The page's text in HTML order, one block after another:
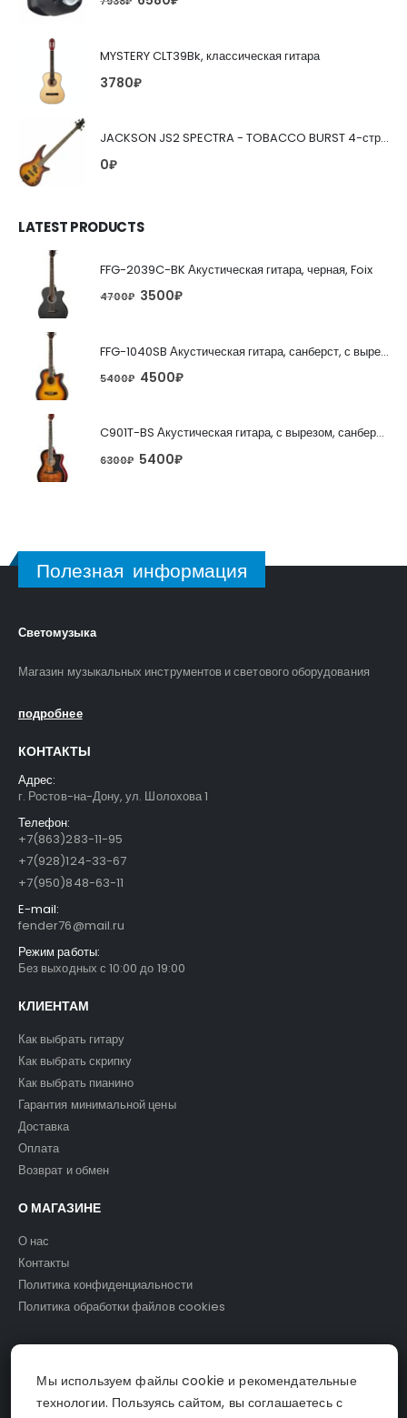
MYSTERY CLT39Bk, классическая гитара
3780₽
JACKSON JS2 SPECTRA - TOBACCO BURST 4-струнная бас-гитара
0₽
LATEST PRODUCTS
FFG-2039C-BK Акустическая гитара, черная, Foix
4700₽ 3500₽
FFG-1040SB Акустическая гитара, санберст, с вырезом, Foix
5400₽ 4500₽
C901T-BS Акустическая гитара, с вырезом, санберст, Caraya
6300₽ 5400₽
Полезная информация
Светомузыка
Магазин музыкальных инструментов и светового оборудования
подробнее
КОНТАКТЫ
Адрес:
г. Ростов-на-Дону, ул. Шолохова 1
Телефон:
+7(863)283-11-95
+7(928)124-33-67
+7(950)848-63-11
E-mail:
fender76@mail.ru
Режим работы:
Без выходных с 10:00 до 19:00
КЛИЕНТАМ
Как выбрать гитару
Как выбрать скрипку
Как выбрать пианино
Гарантия минимальной цены
Доставка
Оплата
Возврат и обмен
О МАГАЗИНЕ
О нас
Контакты
Политика конфиденциальности
Политика обработки файлов cookies
© Светомузыка. 2025.
Мы используем файлы cookie и рекомендательные
технологии. Пользуясь сайтом, вы соглашаетесь с